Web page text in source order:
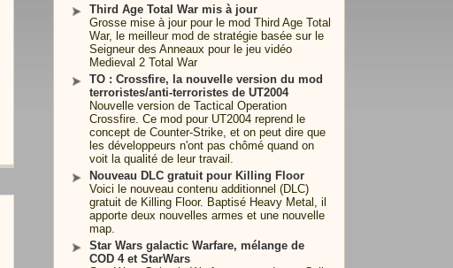
Third Age Total War mis à jour
Grosse mise à jour pour le mod Third Age Total
War, le meilleur mod de stratégie basée sur le
Seigneur des Anneaux pour le jeu vidéo
Medieval 2 Total War
TO : Crossfire, la nouvelle version du mod
terroristes/anti-terroristes de UT2004
Nouvelle version de Tactical Operation
Crossfire. Ce mod pour UT2004 reprend le
concept de Counter-Strike, et on peut dire que
les développeurs n'ont pas chômé quand on
voit la qualité de leur travail.
Nouveau DLC gratuit pour Killing Floor
Voici le nouveau contenu additionnel (DLC)
gratuit de Killing Floor. Baptisé Heavy Metal, il
apporte deux nouvelles armes et une nouvelle
map.
Star Wars galactic Warfare, mélange de
COD 4 et StarWars